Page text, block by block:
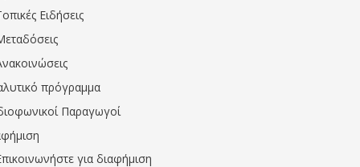
Ειδήσεις
πρόγραμμα
Παραγωγοί
για διαφήμιση